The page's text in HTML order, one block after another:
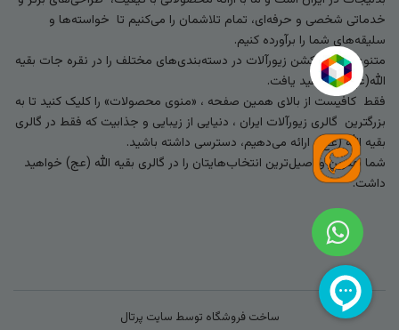
خدماتی شخصی و حرفه‌ای، تمام تلاشمان را می‌کنیم تا خواسته‌ها و
سلیقه‌های شما را برآورده کنیم.
متنوع‌ترین کالکشن زیورآلات در دسته‌بندی‌های مختلف را در نقره جات بقیه
الله(عج) خواهید یافت.
فقط کافیست از بالای همین صفحه ، «منوی محصولات» را کلیک کنید تا به
بزرگترین گالری زیورآلات ایران ، دنیایی از زیبایی و جذابیت که فقط در گالری
بقیه الله (عج) ارائه می‌دهیم، دسترسی داشته باشید.
شما بهترین و اصیل‌ترین انتخاب‌هایتان را در گالری بقیه الله (عج) خواهید
داشت.
ساخت فروشگاه توسط سایت پرتال